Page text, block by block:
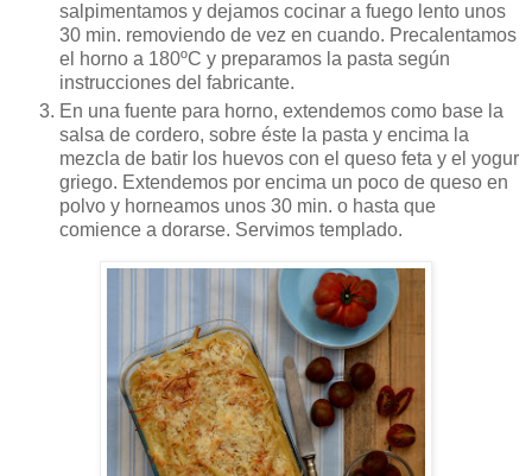
salpimentamos y dejamos cocinar a fuego lento unos
30 min. removiendo de vez en cuando. Precalentamos
el horno a 180ºC y preparamos la pasta según
instrucciones del fabricante.
En una fuente para horno, extendemos como base la
salsa de cordero, sobre éste la pasta y encima la
mezcla de batir los huevos con el queso feta y el yogur
griego. Extendemos por encima un poco de queso en
polvo y horneamos unos 30 min. o hasta que
comience a dorarse. Servimos templado.